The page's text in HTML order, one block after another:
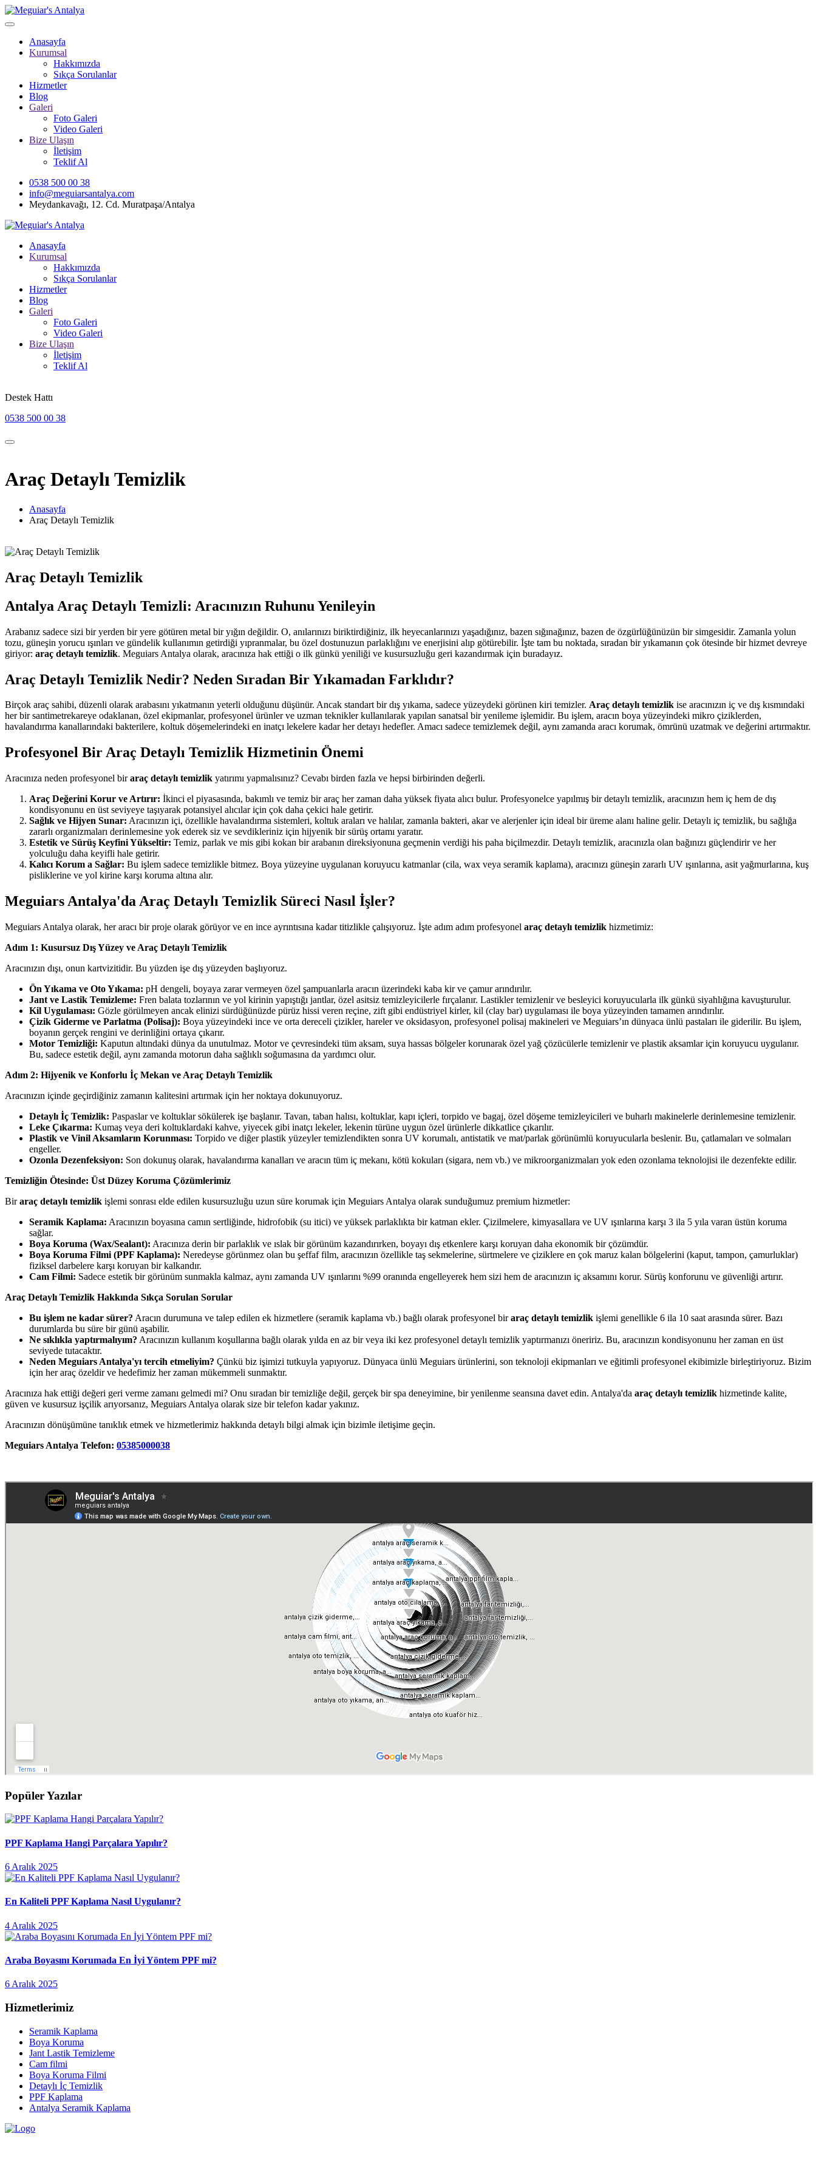
Anasayfa
Kurumsal
Hakkımızda
Sıkça Sorulanlar
Hizmetler
Blog
Galeri
Foto Galeri
Video Galeri
Bize Ulaşın
İletişim
Teklif Al
0538 500 00 38
info@meguiarsantalya.com
Meydankavağı, 12. Cd. Muratpaşa/Antalya
Anasayfa
Kurumsal
Hakkımızda
Sıkça Sorulanlar
Hizmetler
Blog
Galeri
Foto Galeri
Video Galeri
Bize Ulaşın
İletişim
Teklif Al
Destek Hattı
0538 500 00 38
Araç Detaylı Temizlik
Anasayfa
Araç Detaylı Temizlik
Araç Detaylı Temizlik
Antalya Araç Detaylı Temizli: Aracınızın Ruhunu Yenileyin
Arabanız sadece sizi bir yerden bir yere götüren metal bir yığın değildir. O, anılarınızı biriktirdiğiniz, ilk heyecanlarınızı yaşadığınız, bazen sığınağınız, bazen de özgürlüğünüzün bir simgesidir. Zamanla yolun
tozu, güneşin yorucu ışınları ve gündelik kullanımın getirdiği yıpranmalar, bu özel dostunuzun parlaklığını ve enerjisini alıp götürebilir. İşte tam bu noktada, sıradan bir yıkamanın çok ötesinde bir hizmet devreye
giriyor: araç detaylı temizlik. Meguiars Antalya olarak, aracınıza hak ettiği o ilk günkü yeniliği ve kusursuzluğu geri kazandırmak için buradayız.
Araç Detaylı Temizlik Nedir? Neden Sıradan Bir Yıkamadan Farklıdır?
Birçok araç sahibi, düzenli olarak arabasını yıkatmanın yeterli olduğunu düşünür. Ancak standart bir dış yıkama, sadece yüzeydeki görünen kiri temizler. Araç detaylı temizlik ise aracınızın iç ve dış kısmındaki
her bir santimetrekareye odaklanan, özel ekipmanlar, profesyonel ürünler ve uzman teknikler kullanılarak yapılan sanatsal bir yenileme işlemidir. Bu işlem, aracın boya yüzeyindeki mikro çiziklerden,
havalandırma kanallarındaki bakterilere, koltuk döşemelerindeki en inatçı lekelere kadar her detayı hedefler. Amacı sadece temizlemek değil, aynı zamanda aracı korumak, ömrünü uzatmak ve değerini artırmaktır.
Profesyonel Bir Araç Detaylı Temizlik Hizmetinin Önemi
Aracınıza neden profesyonel biraraç detaylı temizlik yatırımı yapmalısınız? Cevabı birden fazla ve hepsi birbirinden değerli.
Araç Değerini Korur ve Artırır: İkinci el piyasasında, bakımlı ve temiz bir araç her zaman daha yüksek fiyata alıcı bulur. Profesyonelce yapılmış bir detaylı temizlik, aracınızın hem iç hem de dış
kondisyonunu en üst seviyeye taşıyarak potansiyel alıcılar için çok daha çekici hale getirir.
Sağlık ve Hijyen Sunar: Aracınızın içi, özellikle havalandırma sistemleri, koltuk araları ve halılar, zamanla bakteri, akar ve alerjenler için ideal bir üreme alanı haline gelir. Detaylı iç temizlik, bu sağlığa
zararlı organizmaları derinlemesine yok ederek siz ve sevdikleriniz için hijyenik bir sürüş ortamı yaratır.
Estetik ve Sürüş Keyfini Yükseltir: Temiz, parlak ve mis gibi kokan bir arabanın direksiyonuna geçmenin verdiği his paha biçilmezdir. Detaylı temizlik, aracınızla olan bağınızı güçlendirir ve her
yolculuğu daha keyifli hale getirir.
Kalıcı Korum a Sağlar: Bu işlem sadece temizlikle bitmez. Boya yüzeyine uygulanan koruyucu katmanlar (cila, wax veya seramik kaplama), aracınızı güneşin zararlı UV ışınlarına, asit yağmurlarına, kuş
pisliklerine ve yol kirine karşı koruma altına alır.
Meguiars Antalya'da Araç Detaylı Temizlik Süreci Nasıl İşler?
Meguiars Antalya olarak, her aracı bir proje olarak görüyor ve en ince ayrıntısına kadar titizlikle çalışıyoruz. İşte adım adım profesyonel araç detaylı temizlik hizmetimiz:
Adım 1: Kusursuz Dış Yüzey ve Araç Detaylı Temizlik
Aracınızın dışı, onun kartvizitidir. Bu yüzden işe dış yüzeyden başlıyoruz.
Ön Yıkama ve Oto Yıkama: pH dengeli, boyaya zarar vermeyen özel şampuanlarla aracın üzerindeki kaba kir ve çamur arındırılır.
Jant ve Lastik Temizleme: Fren balata tozlarının ve yol kirinin yapıştığı jantlar, özel asitsiz temizleyicilerle fırçalanır. Lastikler temizlenir ve besleyici koruyucularla ilk günkü siyahlığına kavuşturulur.
Kil Uygulaması: Gözle görülmeyen ancak elinizi sürdüğünüzde pürüz hissi veren reçine, zift gibi endüstriyel kirler, kil (clay bar) uygulaması ile boya yüzeyinden tamamen arındırılır.
Çizik Giderme ve Parlatma (Polisaj): Boya yüzeyindeki ince ve orta dereceli çizikler, hareler ve oksidasyon, profesyonel polisaj makineleri ve Meguiars’ın dünyaca ünlü pastaları ile giderilir. Bu işlem,
boyanın gerçek rengini ve derinliğini ortaya çıkarır.
Motor Temizliği: Kaputun altındaki dünya da unutulmaz. Motor ve çevresindeki tüm aksam, suya hassas bölgeler korunarak özel yağ çözücülerle temizlenir ve plastik aksamlar için koruyucu uygulanır.
Bu, sadece estetik değil, aynı zamanda motorun daha sağlıklı soğumasına da yardımcı olur.
Adım 2: Hijyenik ve Konforlu İç Mekan ve Araç Detaylı Temizlik
Aracınızın içinde geçirdiğiniz zamanın kalitesini artırmak için her noktaya dokunuyoruz.
Detaylı İç Temizlik: Paspaslar ve koltuklar sökülerek işe başlanır. Tavan, taban halısı, koltuklar, kapı içleri, torpido ve bagaj, özel döşeme temizleyicileri ve buharlı makinelerle derinlemesine temizlenir.
Leke Çıkarma: Kumaş veya deri koltuklardaki kahve, yiyecek gibi inatçı lekeler, lekenin türüne uygun özel ürünlerle dikkatlice çıkarılır.
Plastik ve Vinil Aksamların Korunması: Torpido ve diğer plastik yüzeyler temizlendikten sonra UV korumalı, antistatik ve mat/parlak görünümlü koruyucularla beslenir. Bu, çatlamaları ve solmaları
engeller.
Ozonla Dezenfeksiyon: Son dokunuş olarak, havalandırma kanalları ve aracın tüm iç mekanı, kötü kokuları (sigara, nem vb.) ve mikroorganizmaları yok eden ozonlama teknolojisi ile dezenfekte edilir.
Temizliğin Ötesinde: Üst Düzey Koruma Çözümlerimiz
Biraraç detaylı temizlik işlemi sonrası elde edilen kusursuzluğu uzun süre korumak için Meguiars Antalya olarak sunduğumuz premium hizmetler:
Seramik Kaplama: Aracınızın boyasına camın sertliğinde, hidrofobik (su itici) ve yüksek parlaklıkta bir katman ekler. Çizilmelere, kimyasallara ve UV ışınlarına karşı 3 ila 5 yıla varan üstün koruma
sağlar.
Boya Koruma (Wax/Sealant): Aracınıza derin bir parlaklık ve ıslak bir görünüm kazandırırken, boyayı dış etkenlere karşı koruyan daha ekonomik bir çözümdür.
Boya Koruma Filmi (PPF Kaplama): Neredeyse görünmez olan bu şeffaf film, aracınızın özellikle taş sekmelerine, sürtmelere ve çiziklere en çok maruz kalan bölgelerini (kaput, tampon, çamurluklar)
fiziksel darbelere karşı koruyan bir kalkandır.
Cam Filmi: Sadece estetik bir görünüm sunmakla kalmaz, aynı zamanda UV ışınlarını %99 oranında engelleyerek hem sizi hem de aracınızın iç aksamını korur. Sürüş konforunu ve güvenliği artırır.
Araç Detaylı Temizlik Hakkında Sıkça Sorulan Sorular
Bu işlem ne kadar sürer? Aracın durumuna ve talep edilen ek hizmetlere (seramik kaplama vb.) bağlı olarak profesyonel biraraç detaylı temizlik işlemi genellikle 6 ila 10 saat arasında sürer. Bazı
durumlarda bu süre bir günü aşabilir.
Ne sıklıkla yaptırmalıyım? Aracınızın kullanım koşullarına bağlı olarak yılda en az bir veya iki kez profesyonel detaylı temizlik yaptırmanızı öneririz. Bu, aracınızın kondisyonunu her zaman en üst
seviyede tutacaktır.
Neden Meguiars Antalya'yı tercih etmeliyim? Çünkü biz işimizi tutkuyla yapıyoruz. Dünyaca ünlü Meguiars ürünlerini, son teknoloji ekipmanları ve eğitimli profesyonel ekibimizle birleştiriyoruz. Bizim
için her araç özeldir ve hedefimiz her zaman mükemmeli sunmaktır.
Aracınıza hak ettiği değeri geri verme zamanı gelmedi mi? Onu sıradan bir temizliğe değil, gerçek bir spa deneyimine, bir yenilenme seansına davet edin. Antalya'da araç detaylı temizlik hizmetinde kalite,
güven ve kusursuz işçilik arıyorsanız, Meguiars Antalya olarak size bir telefon kadar yakınız.
Aracınızın dönüşümüne tanıklık etmek ve hizmetlerimiz hakkında detaylı bilgi almak için bizimle iletişime geçin.
Meguiars Antalya Telefon: 05385000038
Popüler Yazılar
PPF Kaplama Hangi Parçalara Yapılır?
6 Aralık 2025
En Kaliteli PPF Kaplama Nasıl Uygulanır?
4 Aralık 2025
Araba Boyasını Korumada En İyi Yöntem PPF mi?
6 Aralık 2025
Hizmetlerimiz
Seramik Kaplama
Boya Koruma
Jant Lastik Temizleme
Cam filmi
Boya Koruma Filmi
Detaylı İç Temizlik
PPF Kaplama
Antalya Seramik Kaplama